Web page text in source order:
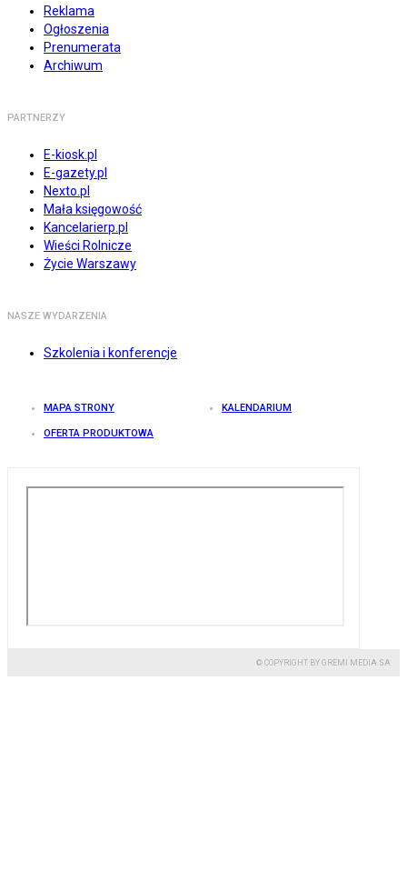
Reklama
Ogłoszenia
Prenumerata
Archiwum
PARTNERZY
E-kiosk.pl
E-gazety.pl
Nexto.pl
Mała księgowość
Kancelarierp.pl
Wieści Rolnicze
Życie Warszawy
NASZE WYDARZENIA
Szkolenia i konferencje
MAPA STRONY KALENDARIUM
OFERTA PRODUKTOWA
© COPYRIGHT BY GREMI MEDIA SA